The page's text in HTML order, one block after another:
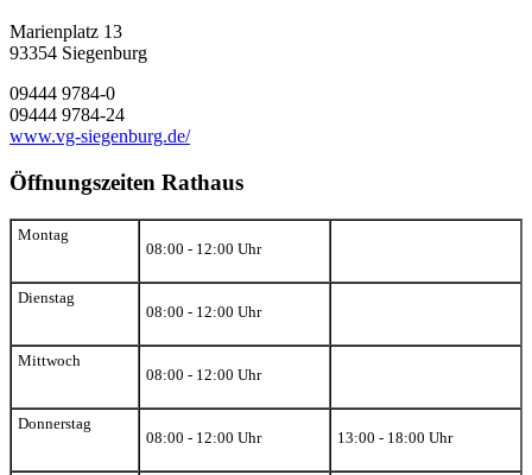
Marienplatz 13
93354 Siegenburg
09444 9784-0
09444 9784-24
www.vg-siegenburg.de/
Öffnungszeiten Rathaus
Montag
08:00 - 12:00 Uhr
Dienstag
08:00 - 12:00 Uhr
Mittwoch
08:00 - 12:00 Uhr
Donnerstag
08:00 - 12:00 Uhr
13:00 - 18:00 Uhr